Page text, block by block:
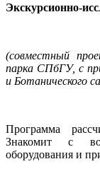
Экскурсионно-
(совместный
парка СПбГУ, с
и Ботанического
Программа
Знакомит с
оборудования и